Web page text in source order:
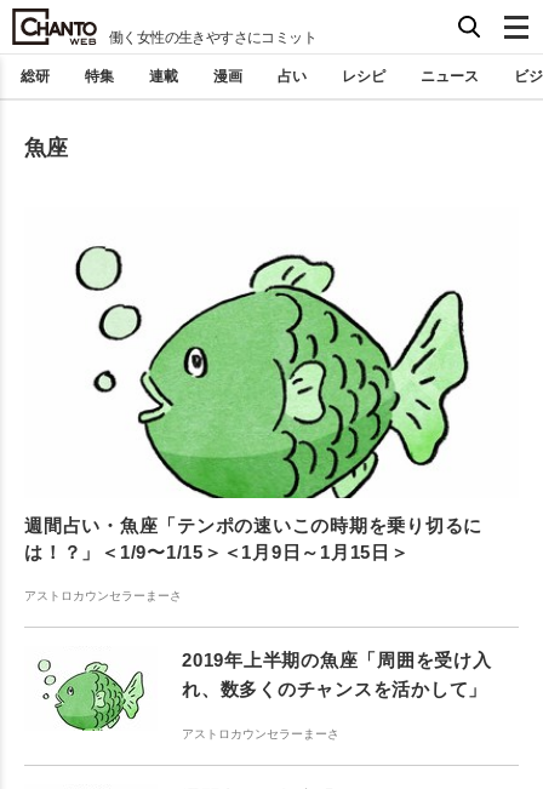
働く女性の生きやすさにコミット
総研 特集 連載 漫画 占い レシピ ニュース ビ
魚座
週間占い・魚座「テンポの速いこの時期を乗り切るに
は！？」＜1/9〜1/15＞＜1月9日～1月15日＞
アストロカウンセラーまーさ
2019年上半期の魚座「周囲を受け入
れ、数多くのチャンスを活かして」
アストロカウンセラーまーさ